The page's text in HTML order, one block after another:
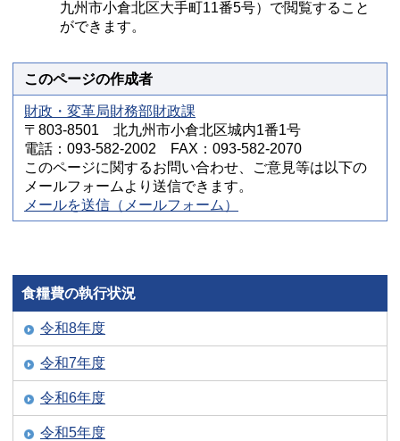
九州市小倉北区大手町11番5号）で閲覧すること
ができます。
このページの作成者
財政・変革局財務部財政課
〒803-8501 北九州市小倉北区城内1番1号
電話：093-582-2002 FAX：093-582-2070
このページに関するお問い合わせ、ご意見等は以下の
メールフォームより送信できます。
メールを送信（メールフォーム）
食糧費の執行状況
令和8年度
令和7年度
令和6年度
令和5年度